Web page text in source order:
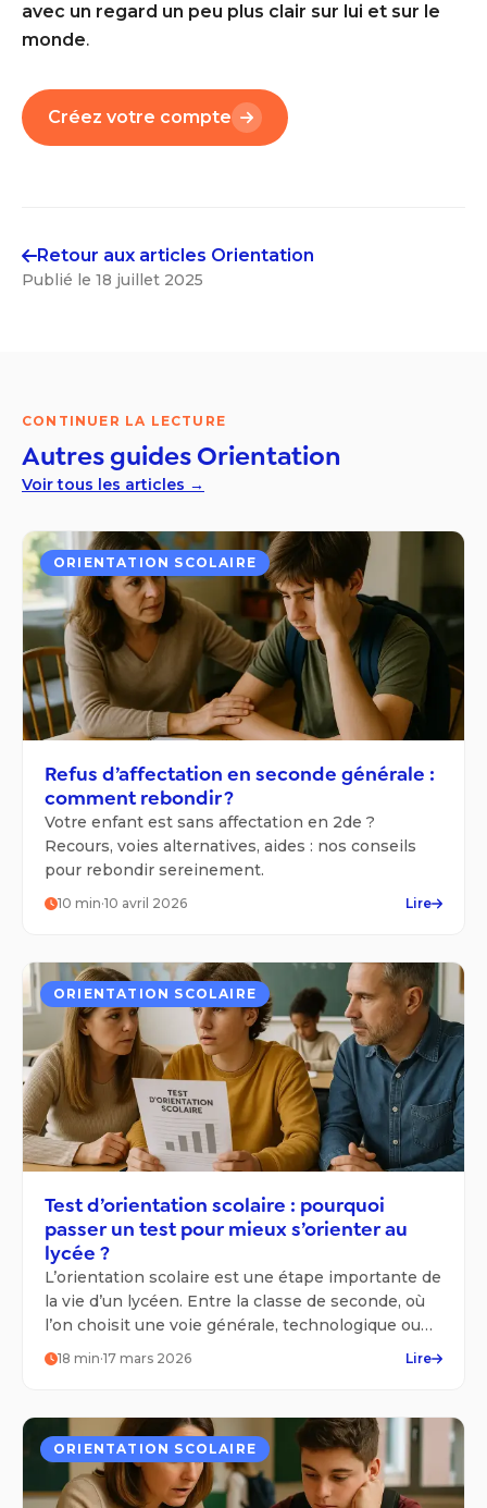
avec un regard un peu plus clair sur lui et sur le
monde.
Créez votre compte
Retour aux articles Orientation
Publié le 18 juillet 2025
CONTINUER LA LECTURE
Autres guidesOrientation
Voir tous les articles →
ORIENTATION SCOLAIRE
Refus d’affectation en seconde générale :
comment rebondir ?
Votre enfant est sans affectation en 2de ?
Recours, voies alternatives, aides : nos conseils
pour rebondir sereinement.
10 min·10 avril 2026 Lire
ORIENTATION SCOLAIRE
Test d’orientation scolaire : pourquoi
passer un test pour mieux s’orienter au
lycée ?
L’orientation scolaire est une étape importante de
la vie d’un lycéen. Entre la classe de seconde, où
l’on choisit une voie générale, technologique ou
professionnelle, la première et la terminale, où il
confronté à des décisions importantes pour son
avenir.
18 min·17 mars 2026 Lire
ORIENTATION SCOLAIRE